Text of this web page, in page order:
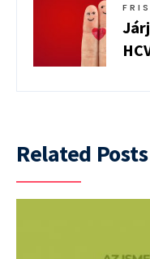
Related Posts